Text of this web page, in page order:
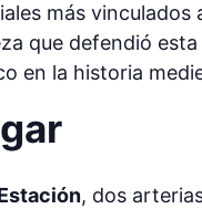
más
que defendió
en la historia
, dos